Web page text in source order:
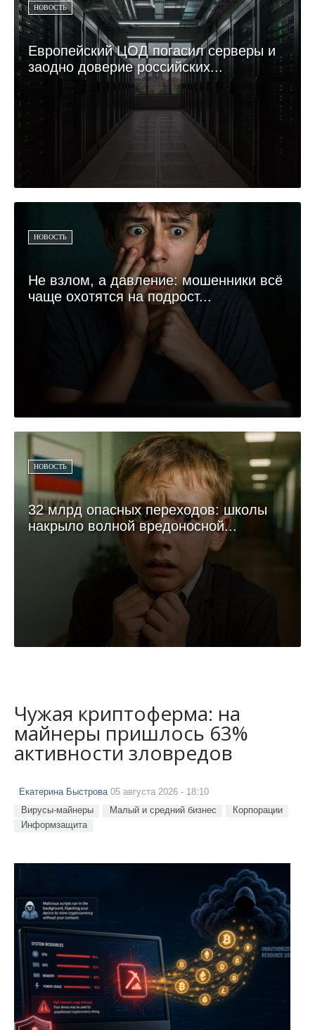
НОВОСТЬ
Европейский ЦОД погасил серверы и
заодно доверие российских...
НОВОСТЬ
Не взлом, а давление: мошенники всё
чаще охотятся на подрост...
НОВОСТЬ
32 млрд опасных переходов: школы
накрыло волной вредоносной...
Чужая криптоферма: на
майнеры пришлось 63%
активности зловредов
Екатерина Быстрова 05 августа 2026 - 18:10
Вирусы-майнеры Малый и средний бизнес
Корпорации
Информзащита